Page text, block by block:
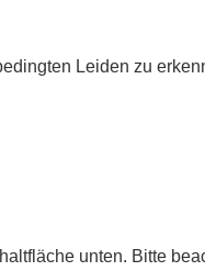
Leiden zu
unten. Bitte